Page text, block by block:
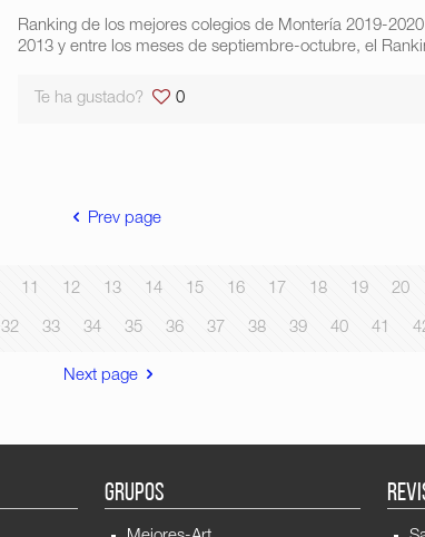
Ranking de los mejores colegios de Montería 2019-
2013 y entre los meses de septiembre-octubre, el
Te ha gustado? 0
Prev page
11 12 13 14 15 16 17 18 19 20
32 33 34 35 36 37 38 39 40 41
Next page
GRUPOS